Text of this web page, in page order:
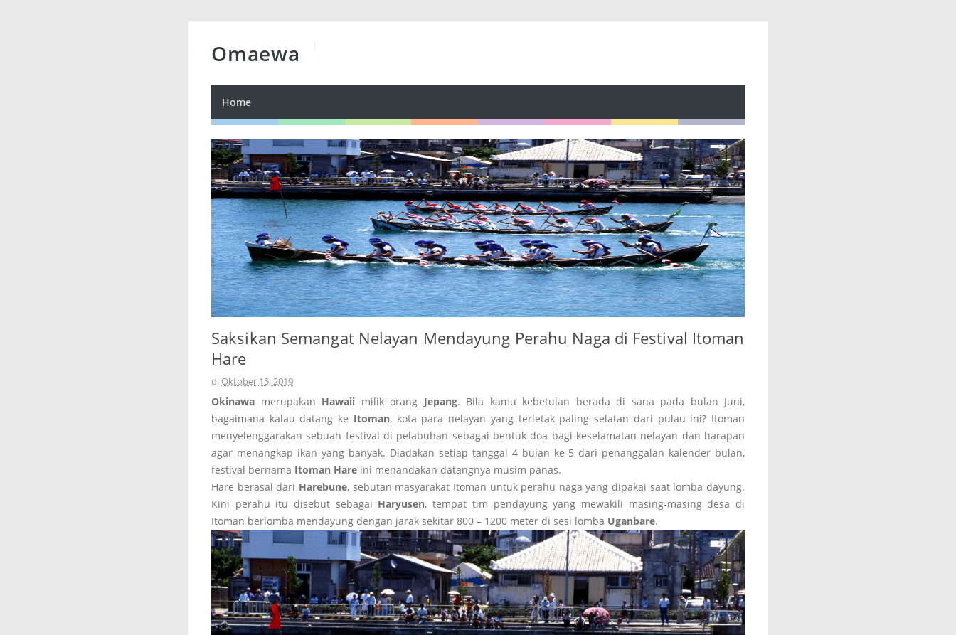
Omaewa
Home
Saksikan Semangat Nelayan Mendayung Perahu Naga di Festival Itoman
Hare
di Oktober 15, 2019
Okinawa merupakan Hawaii milik orang Jepang. Bila kamu kebetulan berada di sana pada bulan Juni,
bagaimana kalau datang ke Itoman, kota para nelayan yang terletak paling selatan dari pulau ini? Itoman
menyelenggarakan sebuah festival di pelabuhan sebagai bentuk doa bagi keselamatan nelayan dan harapan
agar menangkap ikan yang banyak. Diadakan setiap tanggal 4 bulan ke-5 dari penanggalan kalender bulan,
festival bernama Itoman Hare ini menandakan datangnya musim panas.
Hare berasal dari Harebune, sebutan masyarakat Itoman untuk perahu naga yang dipakai saat lomba dayung.
Kini perahu itu disebut sebagai Haryusen, tempat tim pendayung yang mewakili masing-masing desa di
Itoman berlomba mendayung dengan jarak sekitar 800 – 1200 meter di sesi lomba Uganbare.